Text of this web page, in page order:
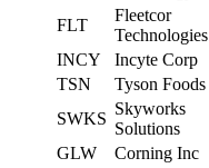
FLT
Fleetcor
Technologies
INCY
Incyte Corp
TSN
Tyson Foods
SWKS
Skyworks
Solutions
GLW
Corning Inc